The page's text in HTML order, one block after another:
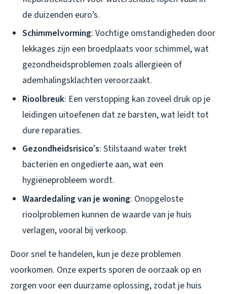
de duizenden euro’s.
Schimmelvorming: Vochtige omstandigheden door
lekkages zijn een broedplaats voor schimmel, wat
gezondheidsproblemen zoals allergieën of
ademhalingsklachten veroorzaakt.
Rioolbreuk: Een verstopping kan zoveel druk op je
leidingen uitoefenen dat ze barsten, wat leidt tot
dure reparaties.
Gezondheidsrisico’s: Stilstaand water trekt
bacteriën en ongedierte aan, wat een
hygiëneprobleem wordt.
Waardedaling van je woning: Onopgeloste
rioolproblemen kunnen de waarde van je huis
verlagen, vooral bij verkoop.
Door snel te handelen, kun je deze problemen
voorkomen. Onze experts sporen de oorzaak op en
zorgen voor een duurzame oplossing, zodat je huis